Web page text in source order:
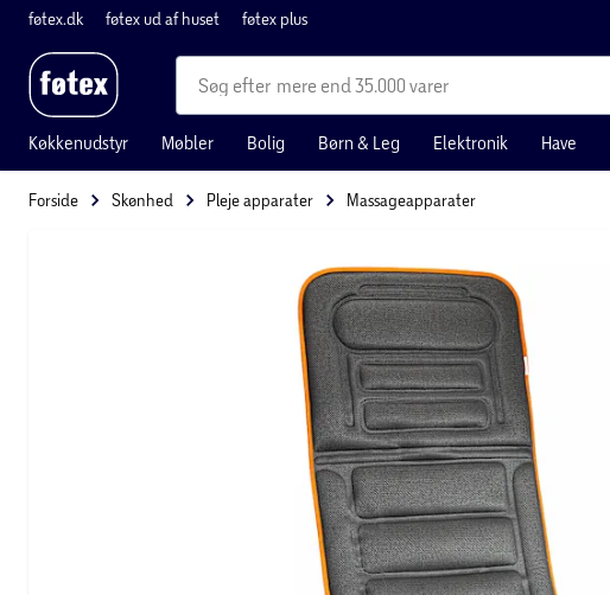
føtex.dk føtex ud af huset føtex plus
mere end 35.000 varer
Køkkenudstyr Møbler Bolig Børn & Leg Elektronik Have
Forside Skønhed Pleje apparater Massageapparater